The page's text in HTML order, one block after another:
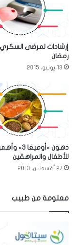
إرشادات لمرضى السكري
رمضان
13 يونيو، 2015
دهون «أوميغا
للأطفال والمراهقين
27 أغسطس، 2013
معلومة من طبيب